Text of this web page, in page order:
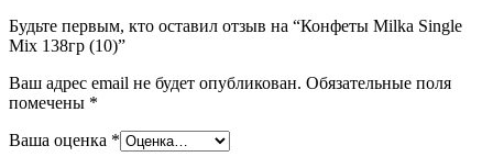
Будьте первым, кто оставил отзыв на “Конфеты Milka Single
Mix 138гр (10)”
Ваш адрес email не будет опубликован. Обязательные поля
помечены *
Ваша оценка *